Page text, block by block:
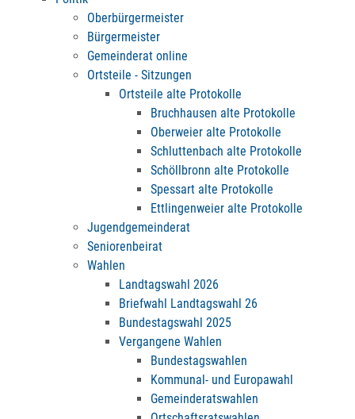
Oberbürgermeister
Bürgermeister
Gemeinderat online
Ortsteile - Sitzungen
Ortsteile alte Protokolle
Bruchhausen alte Protokolle
Oberweier alte Protokolle
Schluttenbach alte Protokolle
Schöllbronn alte Protokolle
Spessart alte Protokolle
Ettlingenweier alte Protokolle
Jugendgemeinderat
Seniorenbeirat
Wahlen
Landtagswahl 2026
Briefwahl Landtagswahl 26
Bundestagswahl 2025
Vergangene Wahlen
Bundestagswahlen
Kommunal- und Europawahl
Gemeinderatswahlen